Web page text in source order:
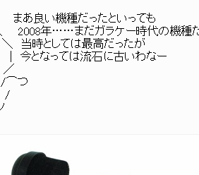
い機種だったといっても
年……まだガラケー時代の機種だ
時としては最高だったが
ては流石に古いわなー
つ